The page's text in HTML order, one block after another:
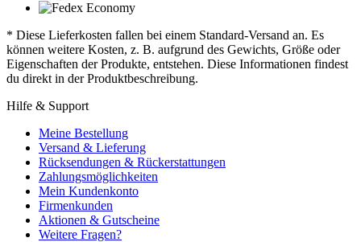
* Diese Lieferkosten fallen bei einem Standard-Versand an. Es
können weitere Kosten, z. B. aufgrund des Gewichts, Größe oder
Eigenschaften der Produkte, entstehen. Diese Informationen findest
du direkt in der Produktbeschreibung.
Hilfe & Support
Meine Bestellung
Versand & Lieferung
Rücksendungen & Rückerstattungen
Zahlungsmöglichkeiten
Mein Kundenkonto
Firmenkunden
Aktionen & Gutscheine
Weitere Fragen?